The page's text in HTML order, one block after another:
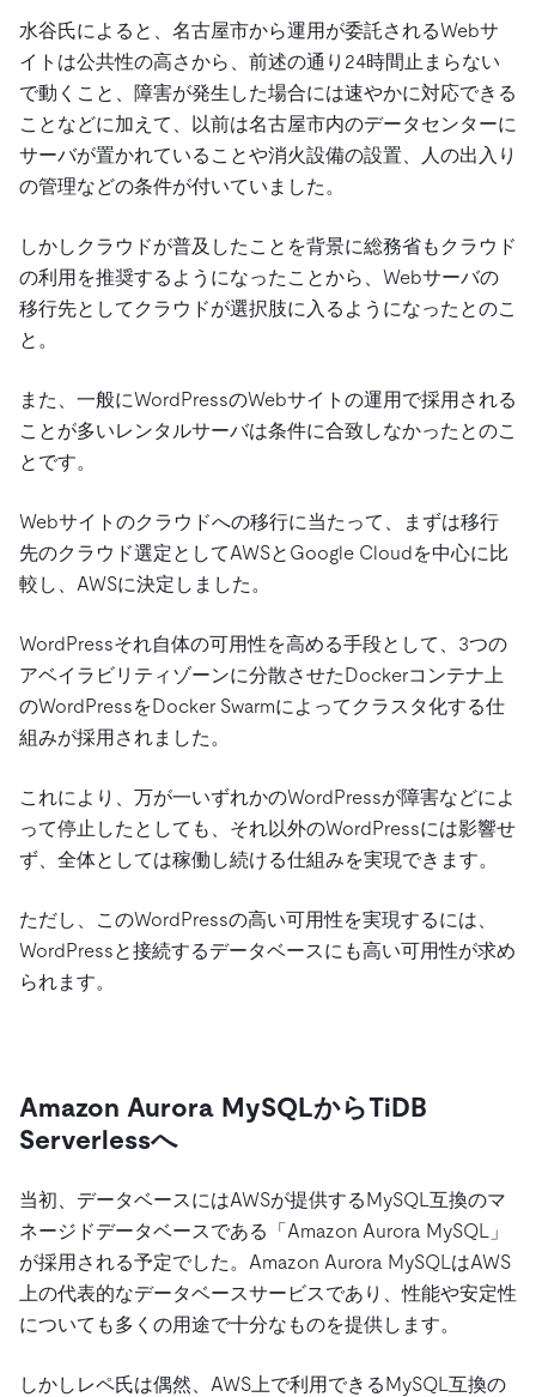
水谷氏によると、名古屋市から運用が委託されるWebサ
イトは公共性の高さから、前述の通り24時間止まらない
で動くこと、障害が発生した場合には速やかに対応できる
ことなどに加えて、以前は名古屋市内のデータセンターに
サーバが置かれていることや消火設備の設置、人の出入り
の管理などの条件が付いていました。
しかしクラウドが普及したことを背景に総務省もクラウド
の利用を推奨するようになったことから、Webサーバの
移行先としてクラウドが選択肢に入るようになったとのこ
と。
また、一般にWordPressのWebサイトの運用で採用される
ことが多いレンタルサーバは条件に合致しなかったとのこ
とです。
Webサイトのクラウドへの移行に当たって、まずは移行
先のクラウド選定としてAWSとGoogle Cloudを中心に比
較し、AWSに決定しました。
WordPressそれ自体の可用性を高める手段として、3つの
アベイラビリティゾーンに分散させたDockerコンテナ上
のWordPressをDocker Swarmによってクラスタ化する仕
組みが採用されました。
これにより、万が一いずれかのWordPressが障害などによ
って停止したとしても、それ以外のWordPressには影響せ
ず、全体としては稼働し続ける仕組みを実現できます。
ただし、このWordPressの高い可用性を実現するには、
WordPressと接続するデータベースにも高い可用性が求め
られます。
Amazon Aurora MySQLからTiDB
Serverlessへ
当初、データベースにはAWSが提供するMySQL互換のマ
ネージドデータベースである「Amazon Aurora MySQL」
が採用される予定でした。Amazon Aurora MySQLはAWS
上の代表的なデータベースサービスであり、性能や安定性
についても多くの用途で十分なものを提供します。
しかしレペ氏は偶然、AWS上で利用できるMySQL互換の